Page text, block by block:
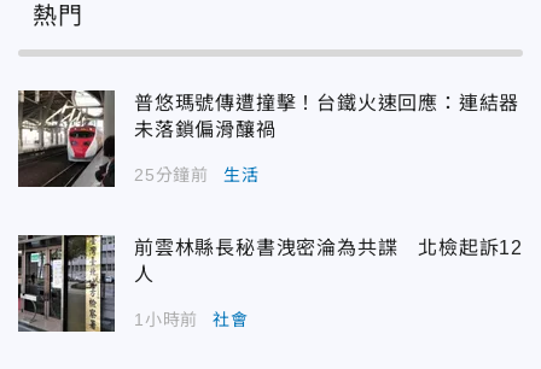
熱門
普悠瑪號傳遭撞擊！台鐵火速回應：連結器
未落鎖偏滑釀禍
25分鐘前 生活
前雲林縣長秘書洩密淪為共諜 北檢起訴12
人
1小時前 社會